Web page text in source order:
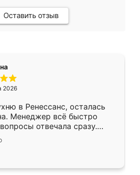
Оставить отзыв
2026
в Ренессанс, осталась
Менеджер всё быстро
отвечала сразу.
в субботу, подошёл к
Собрали
работали аккуратно, даже